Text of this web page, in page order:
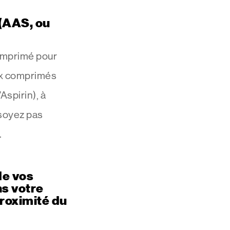
ou
pour
comprimés
à
pas
vos
votre
du